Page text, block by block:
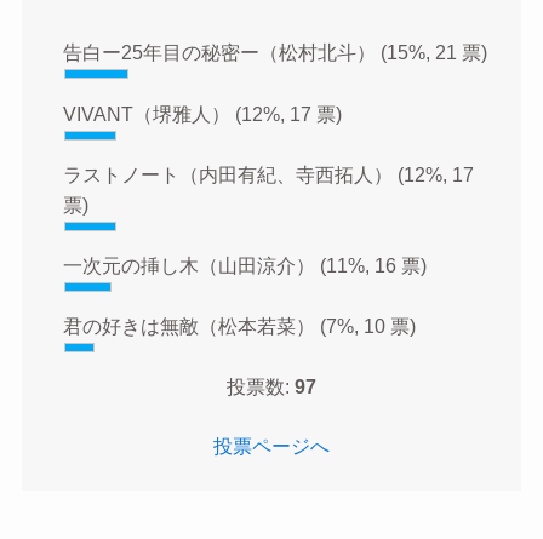
告白ー25年目の秘密ー（松村北斗） (15%, 21 票)
VIVANT（堺雅人） (12%, 17 票)
ラストノート（内田有紀、寺西拓人） (12%, 17
票)
一次元の挿し木（山田涼介） (11%, 16 票)
君の好きは無敵（松本若菜） (7%, 10 票)
投票数: 97
投票ページへ